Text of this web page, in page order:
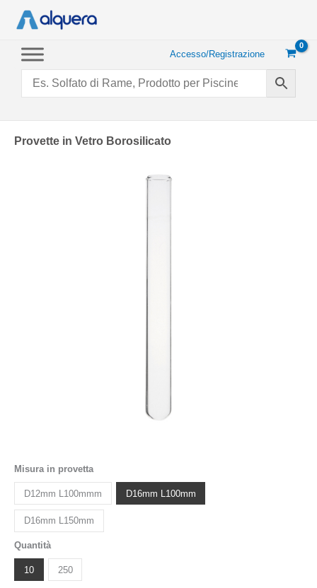
Accesso/Registrazione
Provette in Vetro Borosilicato
Misura in provetta
D12mm L100mmm D16mm L100mm
D16mm L150mm
Quantità
10 250